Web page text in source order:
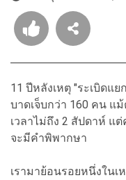
11 ปีหลังเหตุ "ระเบิดแ
บาดเจ็บกว่า 160 คน แ
เวลาไม่ถึง 2 สัปดาห์ แ
จะมีคำพิพากษา
เรามาย้อนรอยหนึ่งในเ